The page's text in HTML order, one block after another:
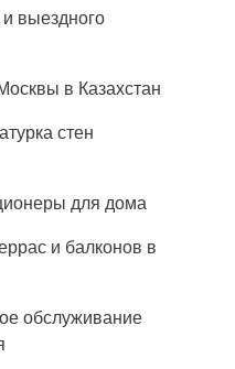
выездного
в Казахстан
стен
для дома
и балконов в
обслуживание